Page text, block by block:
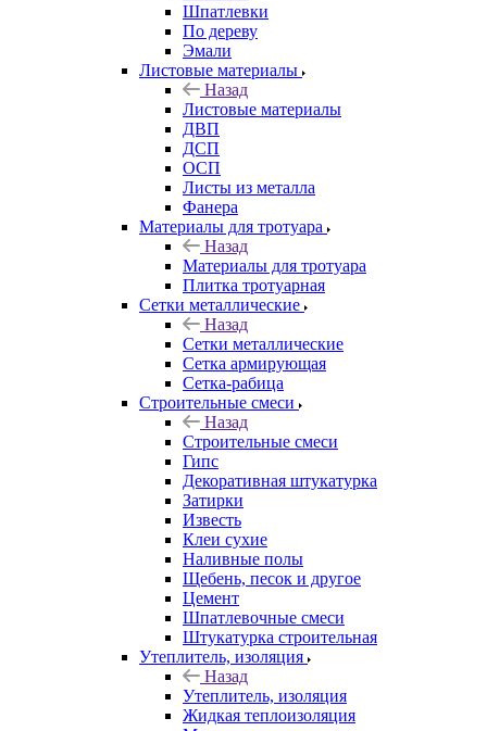
Шпатлевки
По дереву
Эмали
Листовые материалы
Назад
Листовые материалы
ДВП
ДСП
ОСП
Листы из металла
Фанера
Материалы для тротуара
Назад
Материалы для тротуара
Плитка тротуарная
Сетки металлические
Назад
Сетки металлические
Сетка армирующая
Сетка-рабица
Строительные смеси
Назад
Строительные смеси
Гипс
Декоративная штукатурка
Затирки
Известь
Клеи сухие
Наливные полы
Щебень, песок и другое
Цемент
Шпатлевочные смеси
Штукатурка строительная
Утеплитель, изоляция
Назад
Утеплитель, изоляция
Жидкая теплоизоляция